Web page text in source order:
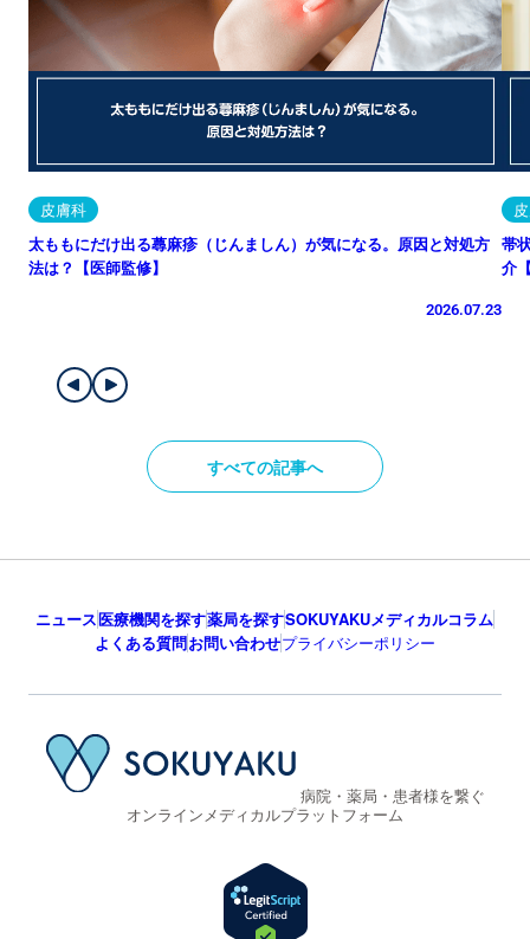
皮膚科
太ももにだけ出る蕁麻疹（じんましん）が気になる。原因と対処方
法は？【医師監修】
2026.07.23
帯
介
すべての記事へ
ニュース医療機関を探す薬局を探すSOKUYAKUメディカルコラム
よくある質問お問い合わせプライバシーポリシー
病院・薬局・患者様を繋ぐ
オンラインメディカルプラットフォーム